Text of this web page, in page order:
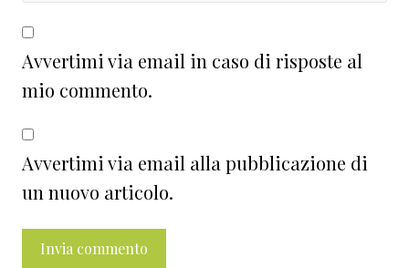
Avvertimi via email in caso di risposte al
mio commento.
Avvertimi via email alla pubblicazione di
un nuovo articolo.